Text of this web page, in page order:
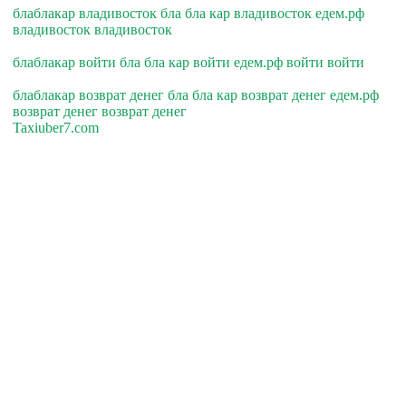
блаблакар владивосток бла бла кар владивосток едем.рф
владивосток владивосток
блаблакар войти бла бла кар войти едем.рф войти войти
блаблакар возврат денег бла бла кар возврат денег едем.рф
возврат денег возврат денег
Taxiuber7.com